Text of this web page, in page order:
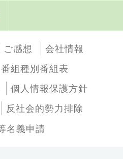
ご感想
会社情報
番組種別番組表
個人情報保護方針
反社会的勢力排除
名義申請